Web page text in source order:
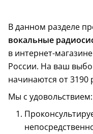
В данном разделе
вокальные
в интернет-
России. На ваш
начинаются от 3190
Мы с удовольствием: